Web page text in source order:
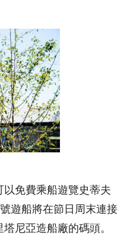
免費乘船遊覽史蒂夫
遊船將在節日周末連接
尼亞造船廠的碼頭。